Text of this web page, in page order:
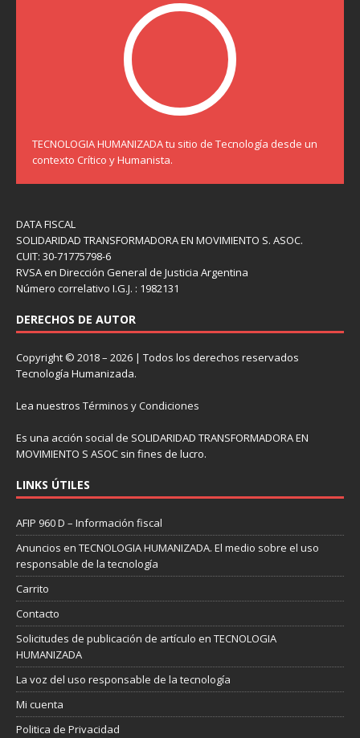
TECNOLOGIA HUMANIZADA tu sitio de Tecnología desde un
contexto Crítico y Humanista.
DATA FISCAL
SOLIDARIDAD TRANSFORMADORA EN MOVIMIENTO S. ASOC.
CUIT: 30-71775798-6
RVSA en Dirección General de Justicia Argentina
Número correlativo I.G.J. : 1982131
DERECHOS DE AUTOR
Copyright © 2018 – 2026 | Todos los derechos reservados
Tecnología Humanizada.
Lea nuestros Términos y Condiciones
Es una acción social de SOLIDARIDAD TRANSFORMADORA EN
MOVIMIENTO S ASOC sin fines de lucro.
LINKS ÚTILES
AFIP 960 D – Información fiscal
Anuncios en TECNOLOGIA HUMANIZADA. El medio sobre el uso
responsable de la tecnología
Carrito
Contacto
Solicitudes de publicación de artículo en TECNOLOGIA
HUMANIZADA
La voz del uso responsable de la tecnología
Mi cuenta
Politica de Privacidad